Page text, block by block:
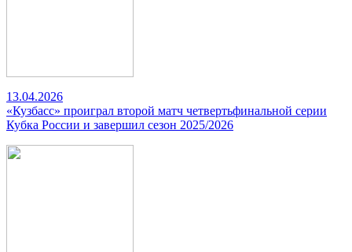
13.04.2026
«Кузбасс» проиграл второй матч четвертьфинальной серии
Кубка России и завершил сезон 2025/2026